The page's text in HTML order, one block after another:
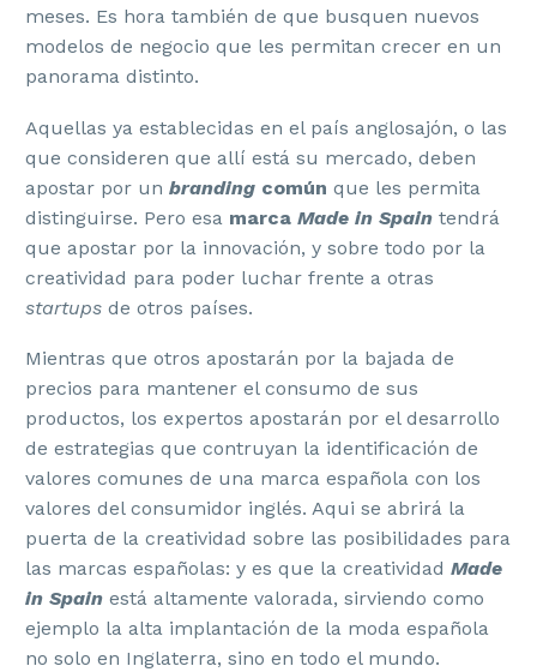
meses. Es hora también de que busquen nuevos
modelos de negocio que les permitan crecer en un
panorama distinto.
Aquellas ya establecidas en el país anglosajón, o las
que consideren que allí está su mercado, deben
apostar por un branding común que les permita
distinguirse. Pero esa marca Made in Spain tendrá
que apostar por la innovación, y sobre todo por la
creatividad para poder luchar frente a otras
startups de otros países.
Mientras que otros apostarán por la bajada de
precios para mantener el consumo de sus
productos, los expertos apostarán por el desarrollo
de estrategias que contruyan la identificación de
valores comunes de una marca española con los
valores del consumidor inglés. Aqui se abrirá la
puerta de la creatividad sobre las posibilidades para
las marcas españolas: y es que la creatividad Made
in Spain está altamente valorada, sirviendo como
ejemplo la alta implantación de la moda española
no solo en Inglaterra, sino en todo el mundo.